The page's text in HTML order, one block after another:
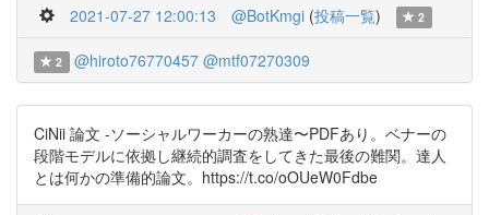
2021-07-27 12:00:13 @BotKmgi (投稿一覧) 2
2 @hiroto76770457 @mtf07270309
CiNii 論文 -ソーシャルワーカーの熟達〜PDFあり。ベナーの
段階モデルに依拠し継続的調査をしてきた最後の難関。達人
とは何かの準備的論文。https://t.co/oOUeW0Fdbe